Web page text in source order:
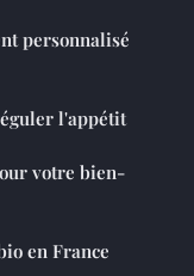
personnalisé
l'appétit
votre bien-
en France